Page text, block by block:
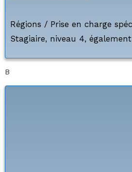
Régions / Prise en charge
Stagiaire, niveau 4,
B